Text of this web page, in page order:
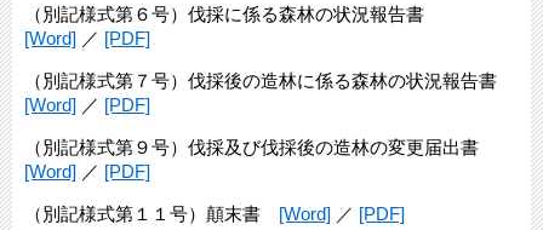
（別記様式第６号）伐採に係る森林の状況報告書
[Word] ／ [PDF]
（別記様式第７号）伐採後の造林に係る森林の状況報告書
[Word] ／ [PDF]
（別記様式第９号）伐採及び伐採後の造林の変更届出書
[Word] ／ [PDF]
（別記様式第１１号）顛末書 [Word] ／ [PDF]